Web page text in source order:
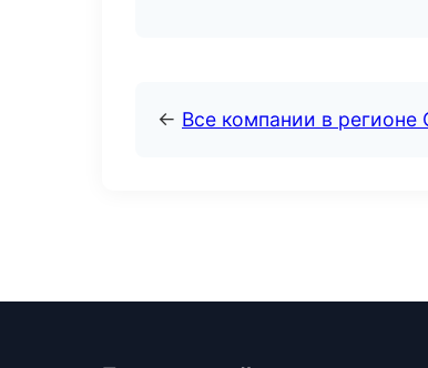
← Все компании в